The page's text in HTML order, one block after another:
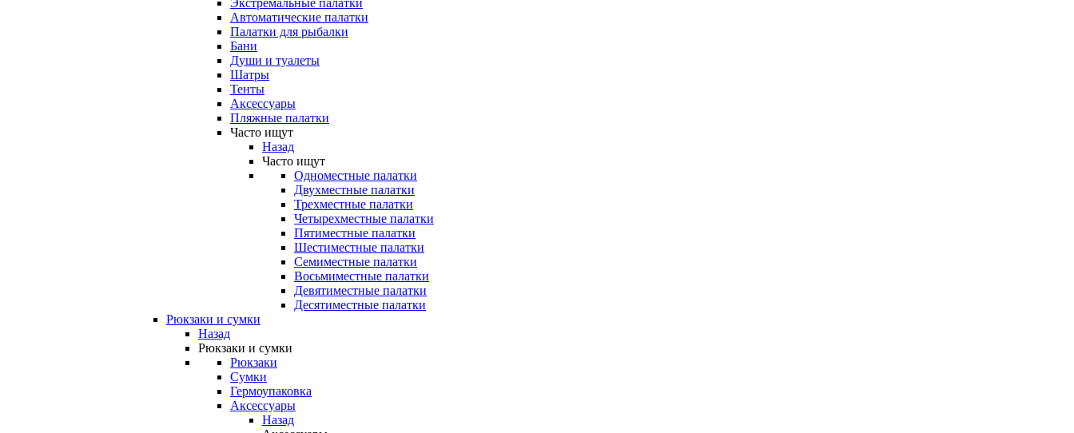
Экстремальные палатки
Автоматические палатки
Палатки для рыбалки
Бани
Души и туалеты
Шатры
Тенты
Аксессуары
Пляжные палатки
Часто ищут
Назад
Часто ищут
Одноместные палатки
Двухместные палатки
Трехместные палатки
Четырехместные палатки
Пятиместные палатки
Шестиместные палатки
Семиместные палатки
Восьмиместные палатки
Девятиместные палатки
Десятиместные палатки
Рюкзаки и сумки
Назад
Рюкзаки и сумки
Рюкзаки
Сумки
Гермоупаковка
Аксессуары
Назад